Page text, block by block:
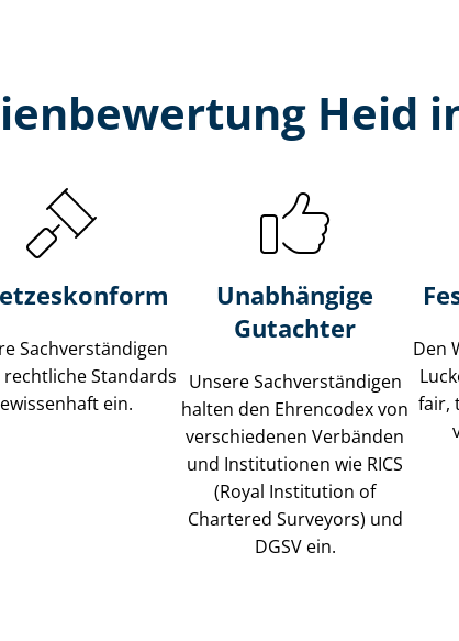
Heid
Sach­ver­stän­di­gen
Standards
ein.
Unabhängige
Gutachter
Unsere Sach­ver­stän­di­gen
halten den Ehrencodex von
verschiedenen Verbänden
und Institutionen wie RICS
(Royal Institution of
Chartered Surveyors) und
DGSV ein.
Den
fair,